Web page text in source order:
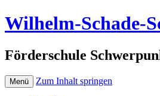
Wilhelm-Schade-
Förderschule
Menü Zum Inhalt springen